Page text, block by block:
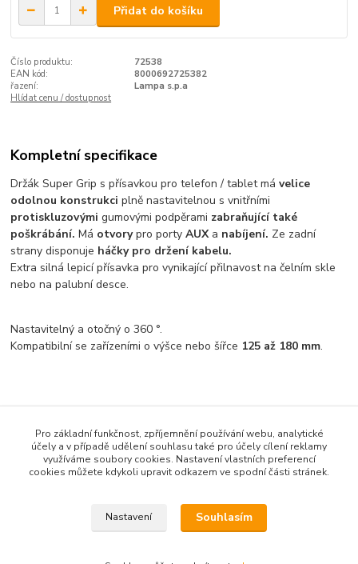
Přidat do košíku
Číslo produktu:
72538
EAN kód:
8000692725382
řazení:
Lampa s.p.a
Hlídat cenu / dostupnost
Kompletní specifikace
Držák Super Grip s přísavkou pro telefon / tablet má velice
odolnou konstrukci plně nastavitelnou s vnitřními
protiskluzovými gumovými podpěrami zabraňující také
poškrábání. Má otvorypro portyAUXa nabíjení. Ze zadní
strany disponuje háčky pro držení kabelu.
Extra silná lepicí přísavka pro vynikající přilnavost na čelním skle
nebo na palubní desce.
Nastavitelný a otočný o 360 °.
Kompatibilní se zařízeními o výšce nebo šířce 125 až 180 mm.
Zboží zařazeno v kategoriích
DRŽÁKY TELEFONŮ / NÁPOJŮ
Pro základní funkčnost, zpříjemnění používání webu, analytické
účely a v případě udělení souhlasu také pro účely cílení reklamy
využíváme soubory cookies. Nastavení vlastních preferencí
cookies můžete kdykoli upravit odkazem ve spodní části stránek.
Nastavení Souhlasím